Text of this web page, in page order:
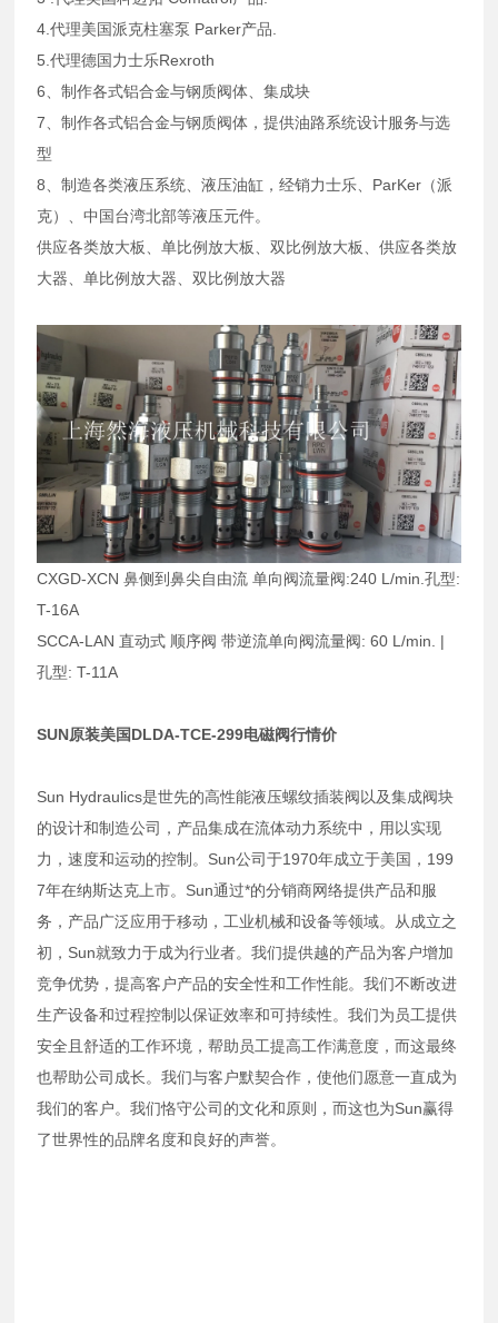
4.代理美国派克柱塞泵 Parker产品.
5.代理德国力士乐Rexroth
6、制作各式铝合金与钢质阀体、集成块
7、制作各式铝合金与钢质阀体，提供油路系统设计服务与选
型
8、制造各类液压系统、液压油缸，经销力士乐、ParKer（派
克）、中国台湾北部等液压元件。
供应各类放大板、单比例放大板、双比例放大板、供应各类放
大器、单比例放大器、双比例放大器
CXGD-XCN 鼻侧到鼻尖自由流 单向阀流量阀:240 L/min.孔型:
T-16A
SCCA-LAN 直动式 顺序阀 带逆流单向阀流量阀: 60 L/min. |
孔型: T-11A
SUN原装美国DLDA-TCE-299电磁阀行情价
Sun Hydraulics是世先的高性能液压螺纹插装阀以及集成阀块
的设计和制造公司，产品集成在流体动力系统中，用以实现
力，速度和运动的控制。Sun公司于1970年成立于美国，199
7年在纳斯达克上市。Sun通过*的分销商网络提供产品和服
务，产品广泛应用于移动，工业机械和设备等领域。从成立之
初，Sun就致力于成为行业者。我们提供越的产品为客户增加
竞争优势，提高客户产品的安全性和工作性能。我们不断改进
生产设备和过程控制以保证效率和可持续性。我们为员工提供
安全且舒适的工作环境，帮助员工提高工作满意度，而这最终
也帮助公司成长。我们与客户默契合作，使他们愿意一直成为
我们的客户。我们恪守公司的文化和原则，而这也为Sun赢得
了世界性的品牌名度和良好的声誉。